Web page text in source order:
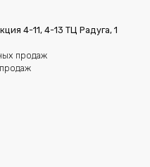
4-11, 4-13 ТЦ Радуга, 1
продаж